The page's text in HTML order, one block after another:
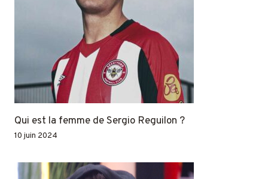
Qui est la femme de Sergio Reguilon ?
10 juin 2024